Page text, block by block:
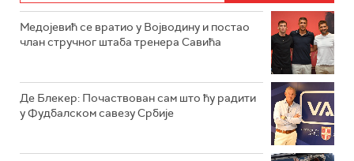
Медојевић се вратио у Војводину и постао
члан стручног штаба тренера Савића
Де Блекер: Почаствован сам што ћу радити
у Фудбалском савезу Србије